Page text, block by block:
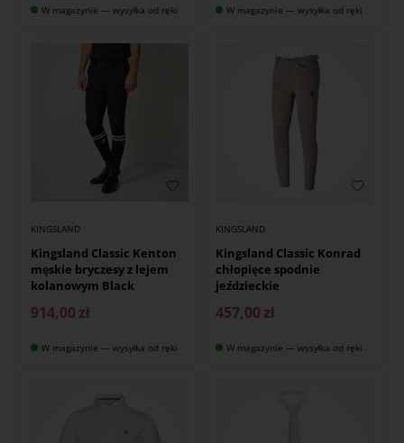
W magazynie — wysyłka od ręki W magazynie — wysyłka od ręki
KINGSLAND
Kingsland Classic Kenton
męskie bryczesy z lejem
kolanowym Black
914,00 zł
W magazynie — wysyłka od ręki
KINGSLAND
Kingsland Classic Konrad
chłopięce spodnie
jeździeckie
457,00 zł
W magazynie — wysyłka od ręki